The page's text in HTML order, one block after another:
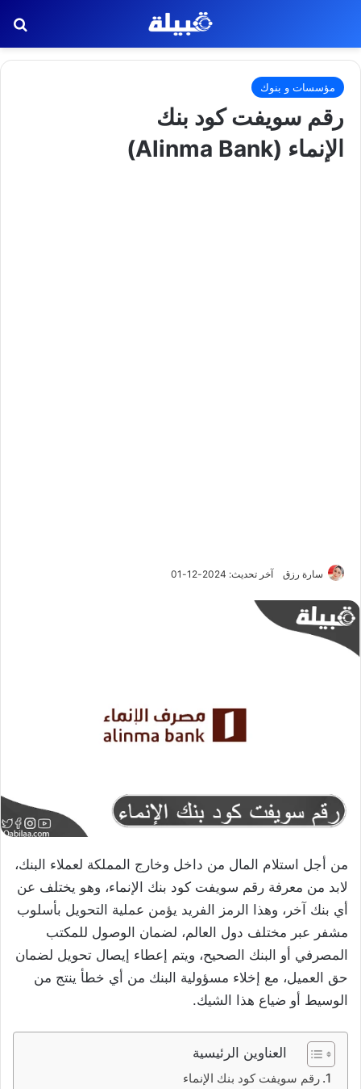
مؤسسات و بنوك
رقم سويفت كود بنك
الإنماء (Alinma Bank)
سارة رزق آخر تحديث: 2024-12-01
من أجل استلام المال من داخل وخارج المملكة لعملاء البنك،
لابد من معرفة رقم سويفت كود بنك الإنماء، وهو يختلف عن
أي بنك آخر، وهذا الرمز الفريد يؤمن عملية التحويل بأسلوب
مشفر عبر مختلف دول العالم، لضمان الوصول للمكتب
المصرفي أو البنك الصحيح، ويتم إعطاء إيصال تحويل لضمان
حق العميل، مع إخلاء مسؤولية البنك من أي خطأ ينتج من
الوسيط أو ضياع هذا الشيك.
العناوين الرئيسية
رقم سويفت كود بنك الإنماء